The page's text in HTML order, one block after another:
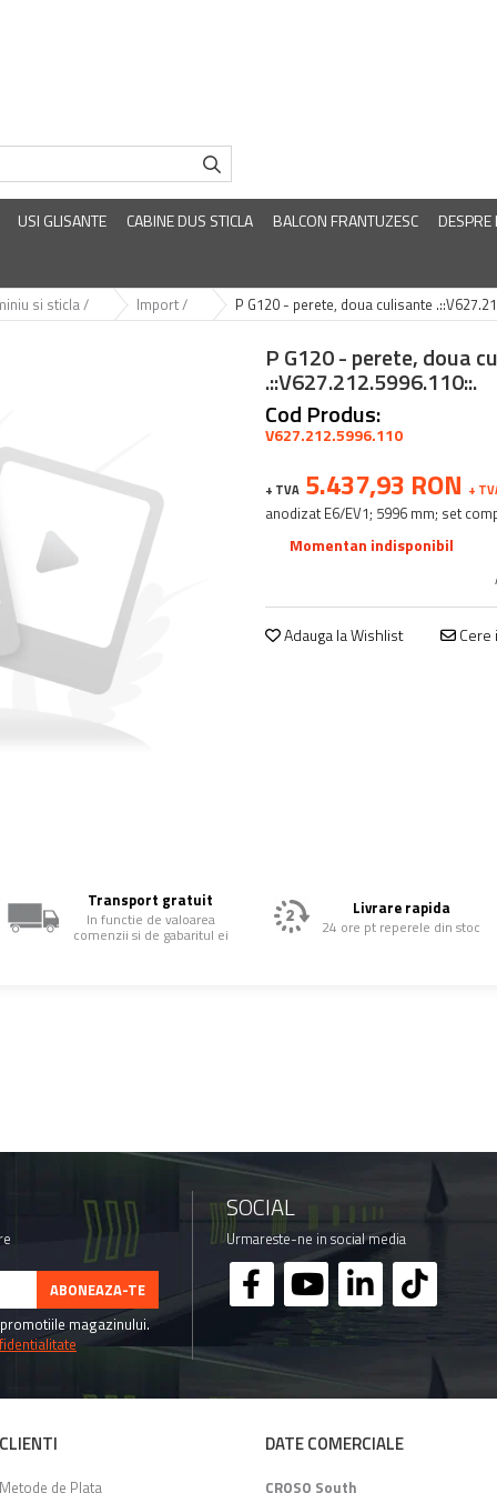
USI GLISANTE CABINE DUS STICLA BALCON FRANTUZESC
si sticla / Import / P G120 - perete, doua culisante
P G120 - perete, doua
.::V627.212.5996.110::.
Cod Produs:
V627.212.5996.110
+ TVA 5.437,93 RON +
anodizat E6/EV1; 5996 mm; set
Momentan indisponibil
Adauga la Wishlist
Transport gratuit
In functie de valoarea
comenzii si de gabaritul ei
Livrare rapida
24 ore pt reperele din stoc
magazinului.
SOCIAL
Urmareste-ne in social media
CLIENTI
Metode de Plata
DATE COMERCIALE
CROSO South